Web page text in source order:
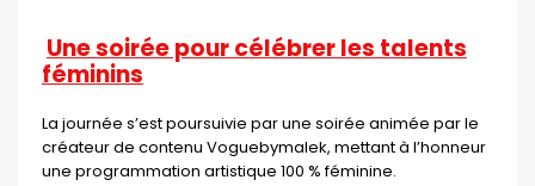
Une soirée pour célébrer les talents
féminins
La journée s’est poursuivie par une soirée animée par le
créateur de contenu Voguebymalek, mettant à l’honneur
une programmation artistique 100 % féminine.